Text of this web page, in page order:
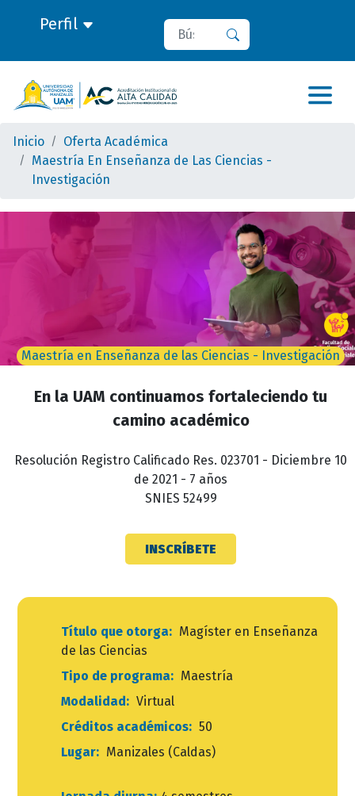
Perfil Buscar
Inicio
Oferta Académica
Maestría En Enseñanza de Las Ciencias -
Investigación
Maestría en Enseñanza de las Ciencias - Investigación
En la UAM continuamos fortaleciendo tu
camino académico
Resolución Registro Calificado Res. 023701 - Diciembre 10
de 2021 - 7 años
SNIES 52499
INSCRÍBETE
Título que otorga:Magíster en Enseñanza
de las Ciencias
Tipo de programa:Maestría
Modalidad:Virtual
Créditos académicos:50
Lugar:Manizales (Caldas)